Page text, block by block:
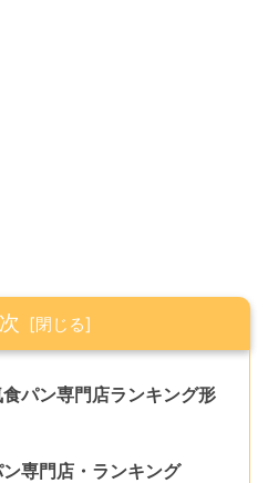
パン専門店ランキング形
専門店・ランキング